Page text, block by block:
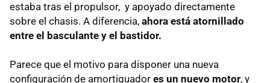
estaba tras el propulsor, y apoyado directamente
sobre el chasis. A diferencia, ahora está atornillado
entre el basculante y el bastidor.
Parece que el motivo para disponer una nueva
configuración de amortiguador es un nuevo motor, y